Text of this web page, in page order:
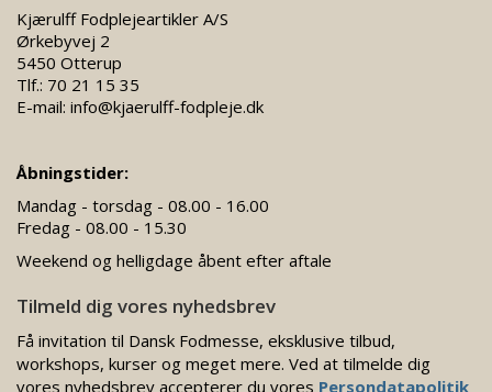
Kjærulff Fodplejeartikler A/S
Ørkebyvej 2
5450 Otterup
Tlf.: 70 21 15 35
E-mail: info@kjaerulff-fodpleje.dk
Åbningstider:
Mandag - torsdag - 08.00 - 16.00
Fredag - 08.00 - 15.30
Weekend og helligdage åbent efter aftale
Tilmeld dig vores nyhedsbrev
Få invitation til Dansk Fodmesse, eksklusive tilbud,
workshops, kurser og meget mere. Ved at tilmelde dig
vores nyhedsbrev accepterer du vores Persondatapolitik